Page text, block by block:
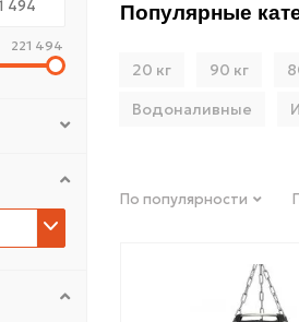
Популярные
20 кг 90 кг
Водоналивные
По популярности
221 494